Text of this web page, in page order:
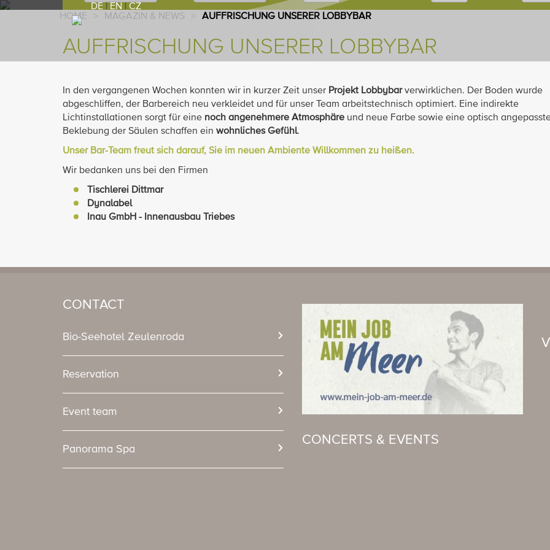
DE EN CZ
HOME > MAGAZIN & NEWS > AUFFRISCHUNG UNSERER LOBBYBAR
AUFFRISCHUNG UNSERER LOBBYBAR
In den vergangenen Wochen konnten wir in kurzer Zeit unser Projekt Lobbybarverwirklichen. Der Boden wurde
abgeschliffen, der Barbereich neu verkleidet und für unser Team arbeitstechnisch optimiert. Eine indirekte
Lichtinstallationen sorgt für eine noch angenehmere Atmosphäre und neue Farbe sowie eine optisch
Beklebung der Säulen schaffen ein wohnliches Gefühl.
Unser Bar-Team freut sich darauf, Sie im neuen Ambiente Willkommen zu heißen.
Wir bedanken uns bei den Firmen
Tischlerei Dittmar
Dynalabel
Inau GmbH - Innenausbau Triebes
CONTACT
Bio-Seehotel Zeulenroda
Reservation
Event team
Panorama Spa
CONCERTS & EVENTS